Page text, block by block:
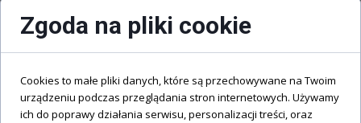
Zgoda na pliki cookie
Cookies to małe pliki danych, które są przechowywane na Twoim
urządzeniu podczas przeglądania stron internetowych. Używamy
ich do poprawy działania serwisu, personalizacji treści, oraz